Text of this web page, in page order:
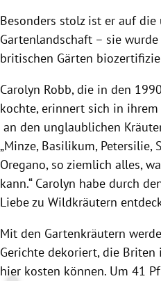
Besonders stolz ist er auf
Gartenlandschaft – sie
britischen Gärten
Carolyn Robb, die in den
kochte, erinnert sich in ihrem
an den unglaublichen
„Minze, Basilikum, Petersilie,
Oregano, so ziemlich alles,
kann.“ Carolyn habe durch
Liebe zu Wildkräutern
Mit den Gartenkräutern
Gerichte dekoriert, die Briten
hier kosten können. Um 41